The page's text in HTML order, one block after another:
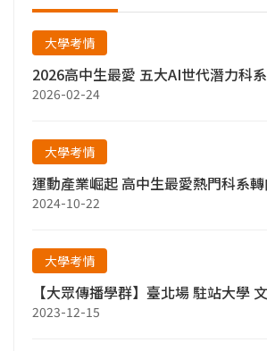
大學考情
2026高中生最愛 五大AI世代潛力科系
2026-02-24
大學考情
運動產業崛起 高中生最愛熱門科系
2024-10-22
大學考情
【大眾傳播學群】臺北場 駐站大學
2023-12-15